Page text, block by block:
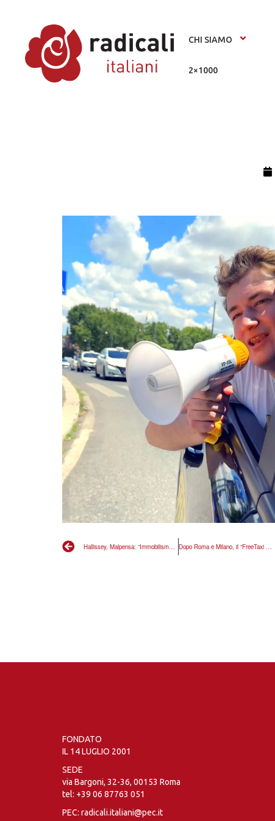
CHI SIAMO
2×1000
FONDATO
IL 14 LUGLIO 2001
SEDE
via Bargoni, 32-36, 00153 Roma
tel: +39 06 87763 051
PEC: radicali.italiani@pec.it